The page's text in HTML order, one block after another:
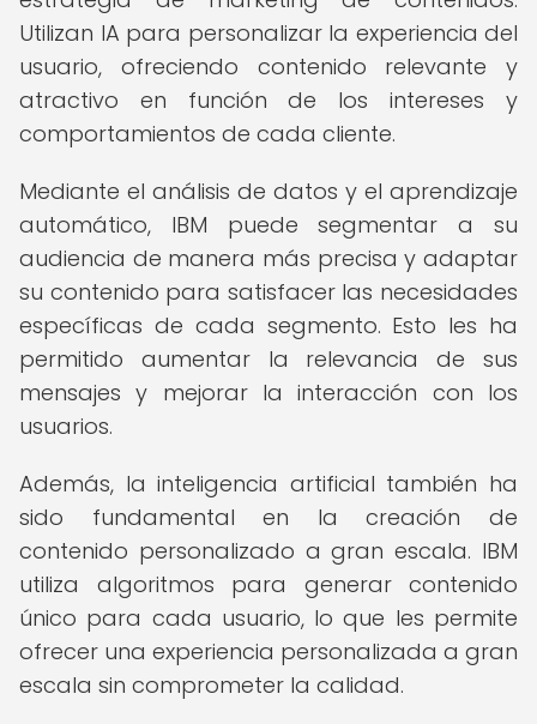
Utilizan IA para personalizar la experiencia del
usuario, ofreciendo contenido relevante y
atractivo en función de los intereses y
comportamientos de cada cliente.
Mediante el análisis de datos y el aprendizaje
automático, IBM puede segmentar a su
audiencia de manera más precisa y adaptar
su contenido para satisfacer las necesidades
específicas de cada segmento. Esto les ha
permitido aumentar la relevancia de sus
mensajes y mejorar la interacción con los
usuarios.
Además, la inteligencia artificial también ha
sido fundamental en la creación de
contenido personalizado a gran escala. IBM
utiliza algoritmos para generar contenido
único para cada usuario, lo que les permite
ofrecer una experiencia personalizada a gran
escala sin comprometer la calidad.